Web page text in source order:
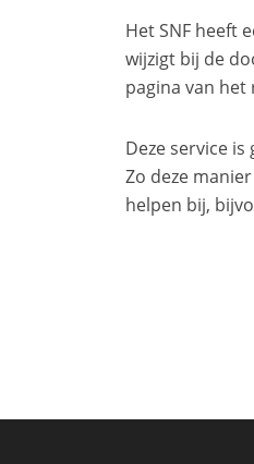
Het SNF heeft
wijzigt bij de
pagina van het
Deze service
Zo deze
helpen bij,